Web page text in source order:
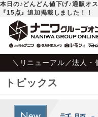
本日の♪どんどん値下げ♪通販オ
『15点』追加掲載しました！！
＼リニューアル／法人・
トピックス